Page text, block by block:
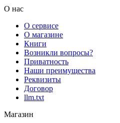
О нас
О сервисе
О магазине
Книги
Возникли вопросы?
Приватность
Наши преимущества
Реквизиты
Договор
llm.txt
Магазин